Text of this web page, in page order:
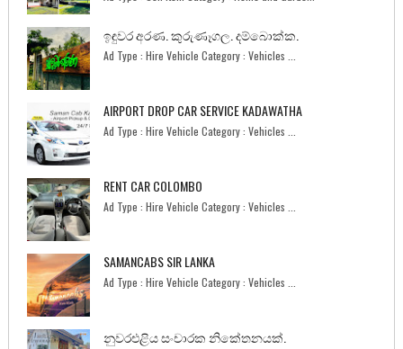
ඉඳුවර අරණ. කුරුණෑගල. දම්බොක්ක.
Ad Type : Hire Vehicle Category : Vehicles ...
AIRPORT DROP CAR SERVICE KADAWATHA
Ad Type : Hire Vehicle Category : Vehicles ...
RENT CAR COLOMBO
Ad Type : Hire Vehicle Category : Vehicles ...
SAMANCABS SIR LANKA
Ad Type : Hire Vehicle Category : Vehicles ...
නුවරඑළිය සංචාරක නිකේතනයක්.